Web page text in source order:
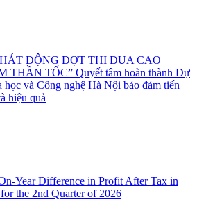
ĐỘNG ĐỢT THI ĐUA CAO
TỐC” Quyết tâm hoàn thành Dự
và Công nghệ Hà Nội bảo đảm tiến
hiệu quả
Year Difference in Profit After Tax in
the 2nd Quarter of 2026